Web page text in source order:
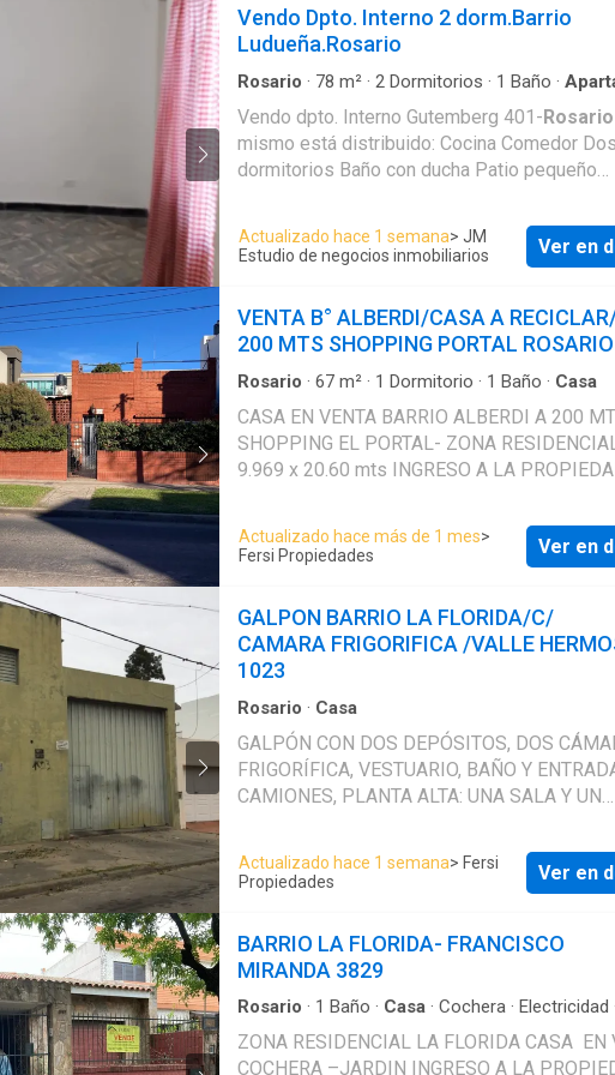
el servicio por el momento esta suspendido.)
valor se encuentra en dólares. Se escucha
razonable
Vendo Dpto. Interno 2 dorm.Barrio
Ludueña.Rosario
Rosario · 78 m² · 2 Dormitorios · 1 Baño ·
Vendo dpto. Interno Gutemberg 401-Rosario
mismo está distribuido: Cocina Comedor Dos
dormitorios Baño con ducha Patio pequeño
vende por Cesión de derechos .Se puede
posibilidad de entrega y financiacion
Actualizado hace 1 semana> JM
Estudio de negocios inmobiliarios
Ver en
VENTA B° ALBERDI/CASA A
200 MTS SHOPPING PORTAL ROSARIO
Rosario · 67 m² · 1 Dormitorio · 1 Baño · Casa
CASA EN VENTA BARRIO ALBERDI A 200
SHOPPING EL PORTAL- ZONA
9.969 x 20.60 mts INGRESO A LA PROPIEDAD :
UN DORMITORIO- LIVING ( CON
UN SEGUNDO DORMITORIO) - BAÑO -
PATIO TRASERO CON VERDE 9,969X 9 MTS
AGUA CORRIENTE GAS :NO CLOACAS: NO
TELEFONO DE CONTACTO VIA WHATSAPP
570----
Actualizado hace más de 1 mes>
Fersi Propiedades
Ver en
GALPON BARRIO LA FLORIDA/C/
CAMARA FRIGORIFICA /VALLE
1023
Rosario · Casa
GALPÓN CON DOS DEPÓSITOS, DOS
FRIGORÍFICA, VESTUARIO, BAÑO Y
CAMIONES, PLANTA ALTA: UNA SALA Y UN
Actualizado hace 1 semana> Fersi
Propiedades
Ver en
BARRIO LA FLORIDA- FRANCISCO
MIRANDA 3829
Rosario · 1 Baño · Casa · Cochera · Electricidad ·
ZONA RESIDENCIAL LA FLORIDA CASA EN VENTA
COCHERA –JARDIN INGRESO A LA